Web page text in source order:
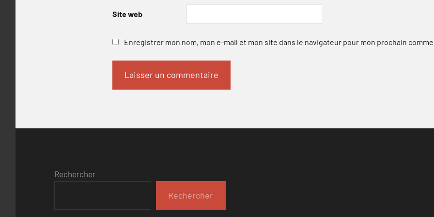
Site web
Enregistrer mon nom, mon e-mail et mon site dans le navigateur pour mon prochain
Rechercher
Rechercher